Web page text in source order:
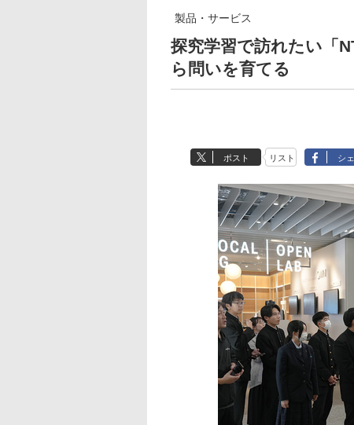
製品・サービス
探究学習で訪れたい「
ら問いを育てる
ポスト リスト シ